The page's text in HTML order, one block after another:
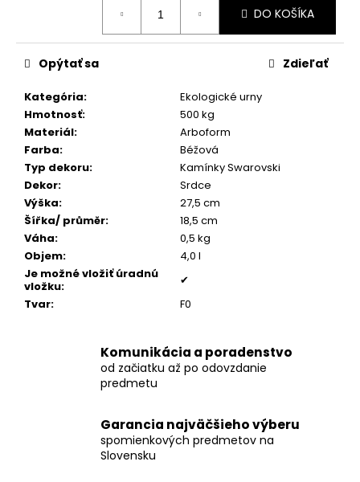
DO KOŠÍKA
Kategória:
Ekologické urny
Hmotnosť:
500 kg
Materiál:
Arboform
Farba:
Béžová
Typ dekoru:
Kamínky Swarovski
Dekor:
Srdce
Výška:
27,5 cm
Šířka/ průměr:
18,5 cm
Váha:
0,5 kg
Objem:
4,0 l
Je možné vložiť úradnú
vložku:
✔
Tvar: F0
Opýtať sa Zdieľať
Komunikácia a poradenstvo
od začiatku až po odovzdanie
predmetu
Garancia najväčšieho výberu
spomienkových predmetov na
Slovensku
p
o
ú
č
a
m
e
POZLÁTENÝ
PRSTEŇ
ZELENÝ
ACHÁT
€160